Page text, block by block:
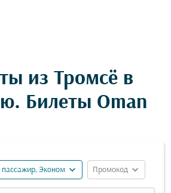
из Тромсё в
Билеты Oman
пассажир, Эконом expand_more Промокод expand_more